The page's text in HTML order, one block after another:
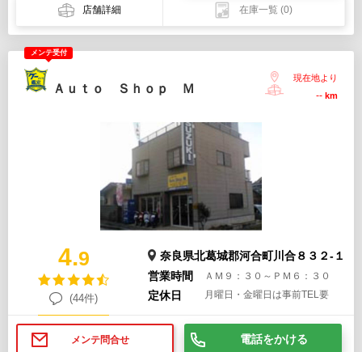
店舗詳細 在庫一覧 (0)
メンテ受付
Ａｕｔｏ Ｓｈｏｐ Ｍ
現在地より
-- km
4.9
(44件)
奈良県北葛城郡河合町川合８３２-１
営業時間
ＡＭ９：３０～ＰＭ６：３０
定休日 月曜日・金曜日は事前TEL要
メンテ問合せ 電話をかける